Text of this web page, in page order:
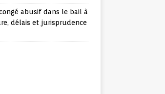
abusif dans le bail à
délais et jurisprudence